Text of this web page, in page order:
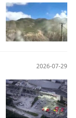
2026-07-29